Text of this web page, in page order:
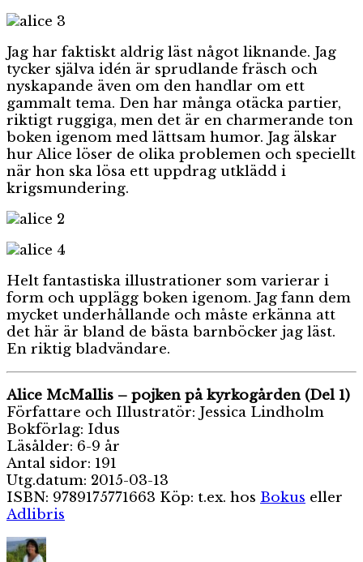
Jag har faktiskt aldrig läst något liknande. Jag
tycker själva idén är sprudlande fräsch och
nyskapande även om den handlar om ett
gammalt tema. Den har många otäcka partier,
riktigt ruggiga, men det är en charmerande ton
boken igenom med lättsam humor. Jag älskar
hur Alice löser de olika problemen och speciellt
när hon ska lösa ett uppdrag utklädd i
krigsmundering.
Helt fantastiska illustrationer som varierar i
form och upplägg boken igenom. Jag fann dem
mycket underhållande och måste erkänna att
det här är bland de bästa barnböcker jag läst.
En riktig bladvändare.
Alice McMallis – pojken på kyrkogården (Del 1)
Författare och Illustratör: Jessica Lindholm
Bokförlag: Idus
Läsålder: 6-9 år
Antal sidor: 191
Utg.datum: 2015-03-13
ISBN: 9789175771663 Köp: t.ex. hos Bokus eller
Adlibris
Författare